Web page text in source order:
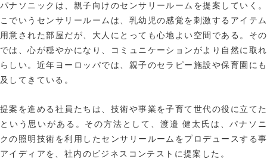
パナソニックは、親子向けのセンサリールームを提案していく。
こでいうセンサリールームは、乳幼児の感覚を刺激するアイテ
用意された部屋だが、大人にとっても心地よい空間である。そ
では、心が穏やかになり、コミュニケーションがより自然に取
らしい。近年ヨーロッパでは、親子のセラピー施設や保育園に
及してきている。
提案を進める社員たちは、技術や事業を子育て世代の役に立て
という思いがある。その方法として、渡邉 健太氏は、パナソニ
クの照明技術を利用したセンサリールームをプロデュースする
アイディアを、社内のビジネスコンテストに提案した。